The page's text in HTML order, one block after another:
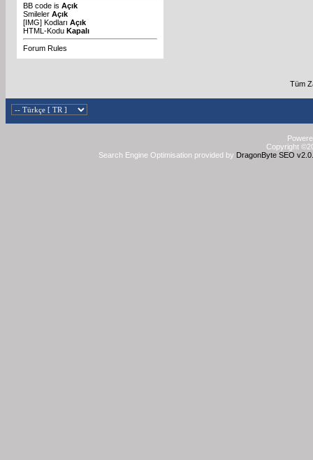
BB code is Açık
Smileler Açık
[IMG] Kodları Açık
HTML-Kodu Kapalı
Forum Rules
Tüm
Copyright
Search Engine Optimisation provided by DragonByte SEO